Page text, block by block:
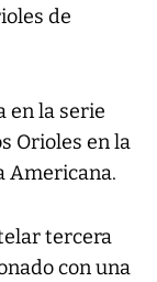
de
en la serie
Orioles en la
Americana.
tercera
con una